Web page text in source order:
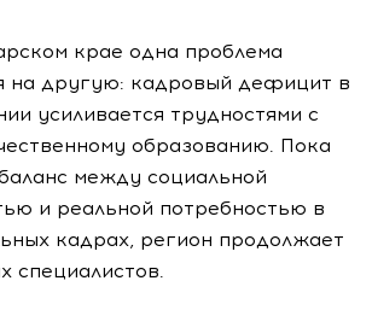
крае одна проблема
на другую: кадровый дефицит в
усиливается трудностями с
образованию. Пока
между социальной
и реальной потребностью в
кадрах, регион продолжает
специалистов.